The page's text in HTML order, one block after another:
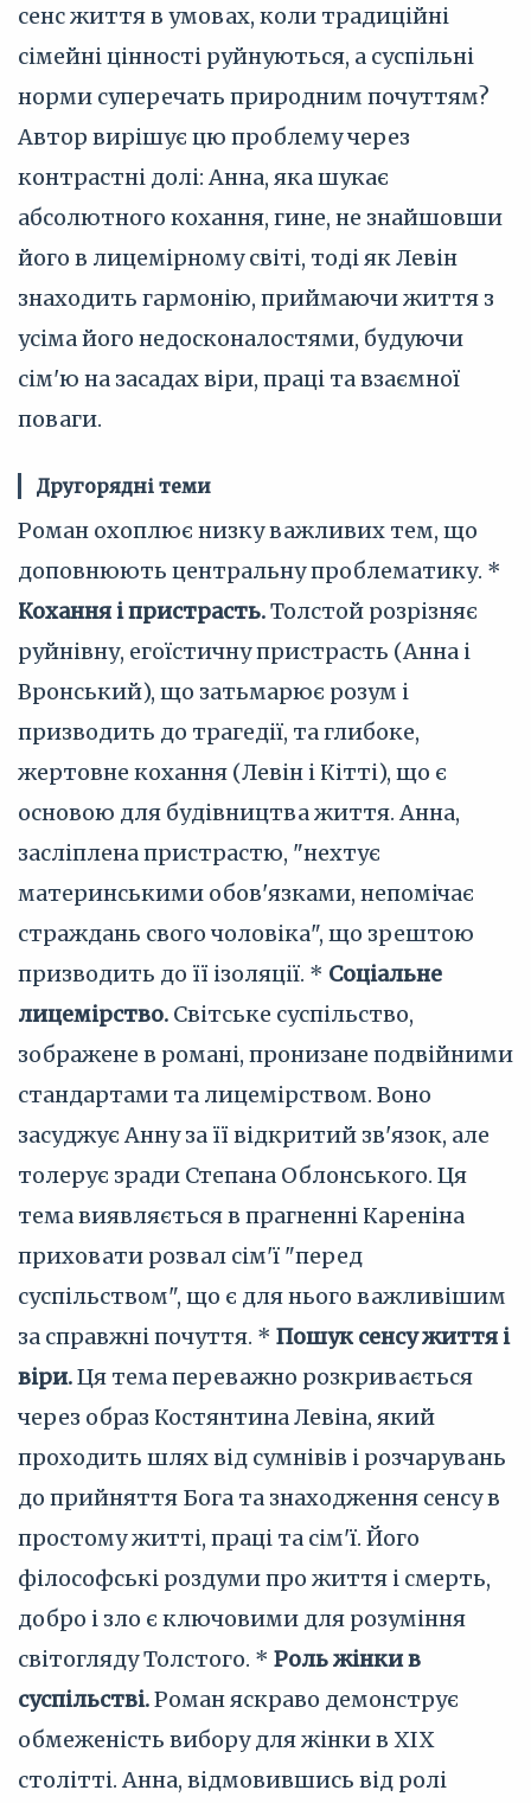
сенс життя в умовах, коли традиційні
сімейні цінності руйнуються, а суспільні
норми суперечать природним почуттям?
Автор вирішує цю проблему через
контрастні долі: Анна, яка шукає
абсолютного кохання, гине, не знайшовши
його в лицемірному світі, тоді як Левін
знаходить гармонію, приймаючи життя з
усіма його недосконалостями, будуючи
сім'ю на засадах віри, праці та взаємної
поваги.
Другорядні теми
Роман охоплює низку важливих тем, що
доповнюють центральну проблематику. *
Кохання і пристрасть.Толстой розрізняє
руйнівну, егоїстичну пристрасть (Анна і
Вронський), що затьмарює розум і
призводить до трагедії, та глибоке,
жертовне кохання (Левін і Кітті), що є
основою для будівництва життя. Анна,
засліплена пристрастю, "нехтує
материнськими обов'язками, непомічає
страждань свого чоловіка", що зрештою
призводить до її ізоляції. * Соціальне
лицемірство. Світське суспільство,
зображене в романі, пронизане подвійними
стандартами та лицемірством. Воно
засуджує Анну за її відкритий зв'язок, але
толерує зради Степана Облонського. Ця
тема виявляється в прагненні Кареніна
приховати розвал сім'ї "перед
суспільством", що є для нього важливішим
за справжні почуття. * Пошук сенсу життя і
віри.Ця тема переважно розкривається
через образ Костянтина Левіна, який
проходить шлях від сумнівів і розчарувань
до прийняття Бога та знаходження сенсу в
простому житті, праці та сім'ї. Його
філософські роздуми про життя і смерть,
добро і зло є ключовими для розуміння
світогляду Толстого. * Роль жінки в
суспільстві.Роман яскраво демонструє
обмеженість вибору для жінки в XIX
столітті. Анна, відмовившись від ролі